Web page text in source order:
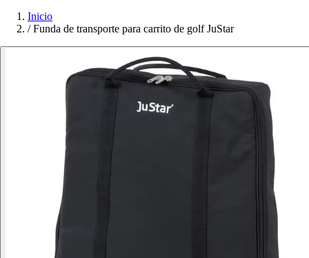
Inicio
/ Funda de transporte para carrito de golf JuStar